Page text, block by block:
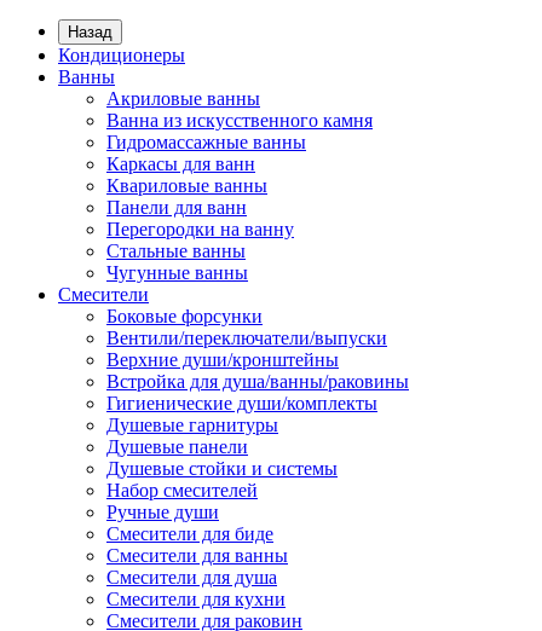
Назад
Кондиционеры
Ванны
Акриловые ванны
Ванна из искусственного камня
Гидромассажные ванны
Каркасы для ванн
Квариловые ванны
Панели для ванн
Перегородки на ванну
Стальные ванны
Чугунные ванны
Смесители
Боковые форсунки
Вентили/переключатели/выпуски
Верхние души/кронштейны
Встройка для душа/ванны/раковины
Гигиенические души/комплекты
Душевые гарнитуры
Душевые панели
Душевые стойки и системы
Набор смесителей
Ручные души
Смесители для биде
Смесители для ванны
Смесители для душа
Смесители для кухни
Смесители для раковин